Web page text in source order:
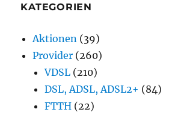
KATEGORIEN
Aktionen (39)
Provider (260)
VDSL (210)
DSL, ADSL, ADSL2+ (84)
FTTH (22)